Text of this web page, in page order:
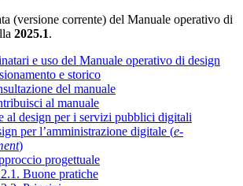
(versione corrente) del Manuale operativo di
2025.1.
e uso del Manuale operativo di design
e storico
del manuale
al manuale
al design per i servizi pubblici digitali
per l’amministrazione digitale (e-
)
progettuale
Buone pratiche